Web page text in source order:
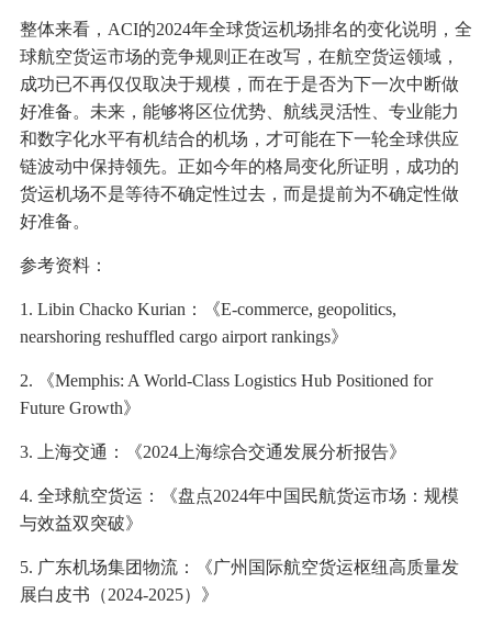
整体来看，ACI的2024年全球货运机场排名的变化说明，全
球航空货运市场的竞争规则正在改写，在航空货运领域，
成功已不再仅仅取决于规模，而在于是否为下一次中断做
好准备。未来，能够将区位优势、航线灵活性、专业能力
和数字化水平有机结合的机场，才可能在下一轮全球供应
链波动中保持领先。正如今年的格局变化所证明，成功的
货运机场不是等待不确定性过去，而是提前为不确定性做
好准备。
参考资料：
1. Libin Chacko Kurian：《E-commerce, geopolitics,
nearshoring reshuffled cargo airport rankings》
2. 《Memphis: A World-Class Logistics Hub Positioned for
Future Growth》
3. 上海交通：《2024上海综合交通发展分析报告》
4. 全球航空货运：《盘点2024年中国民航货运市场：规模
与效益双突破》
5. 广东机场集团物流：《广州国际航空货运枢纽高质量发
展白皮书（2024-2025）》